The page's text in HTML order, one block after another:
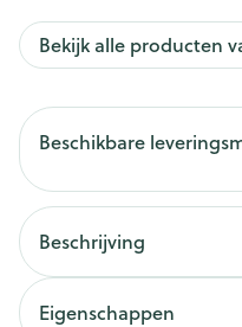
Bekijk alle producten
Beschikbare
Beschrijving
Eigenschappen